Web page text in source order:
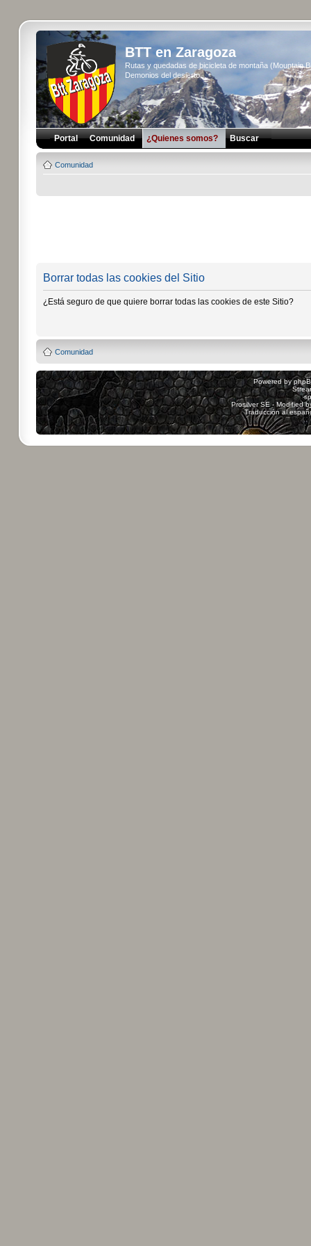
BTT en Zaragoza
Rutas y quedadas de bicicleta de montaña (Mountain
Demonios del desierto...
Portal Comunidad ¿Quienes somos? Buscar
Comunidad
Borrar todas las cookies del Sitio
¿Está seguro de que quiere borrar todas las cookies de este Sitio?
Comunidad
Powered by
Prosilver SE - Modified
Traducción al